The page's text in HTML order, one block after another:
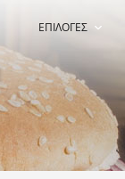
ΕΠΙΛΟΓΕΣ